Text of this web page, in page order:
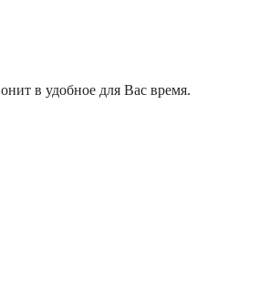
в удобное для Вас время.